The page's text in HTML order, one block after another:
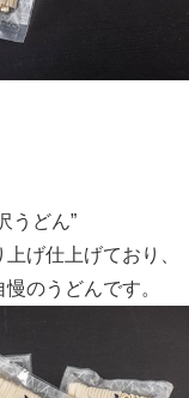
うどん”
げ仕上げており、
のうどんです。